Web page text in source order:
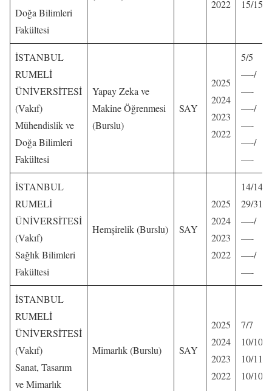
Doğa Bilimleri
Fakültesi
2022
15/15
İSTANBUL
RUMELİ
ÜNİVERSİTESİ
(Vakıf)
Mühendislik ve
Doğa Bilimleri
Fakültesi
Yapay Zeka ve
Makine Öğrenmesi
(Burslu)
SAY
2025
2024
2023
2022
5/5
—-/
—-
—-/
—-
—-/
—-
İSTANBUL
RUMELİ
ÜNİVERSİTESİ
(Vakıf)
Sağlık Bilimleri
Fakültesi
Hemşirelik (Burslu) SAY
2025
2024
2023
2022
14/14
29/31
—-/
—-
—-/
—-
İSTANBUL
RUMELİ
ÜNİVERSİTESİ
(Vakıf)
Sanat, Tasarım
ve Mimarlık
Mimarlık (Burslu) SAY
2025
2024
2023
2022
7/7
10/10
10/11
10/10